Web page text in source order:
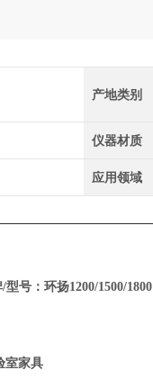
产地类别
仪器材质
应用领域
号：环扬1200/1500/1800
室家具